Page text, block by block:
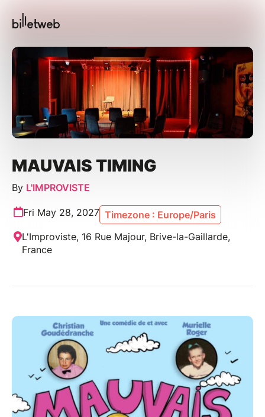
MAUVAIS TIMING
By L'IMPROVISTE
Fri May 28, 2027 Timezone : Europe/Paris
L'Improviste, 16 Rue Majour, Brive-la-Gaillarde,
France